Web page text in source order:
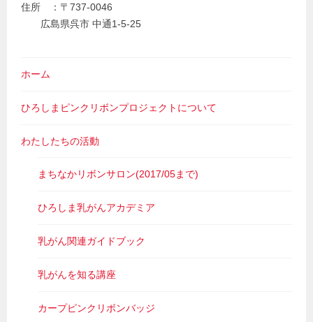
住所 ：〒737-0046
広島県呉市 中通1-5-25
ホーム
ひろしまピンクリボンプロジェクトについて
わたしたちの活動
まちなかリボンサロン(2017/05まで)
ひろしま乳がんアカデミア
乳がん関連ガイドブック
乳がんを知る講座
カープピンクリボンバッジ